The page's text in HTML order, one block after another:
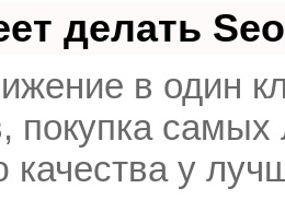
делать
в один
покупка
качества у